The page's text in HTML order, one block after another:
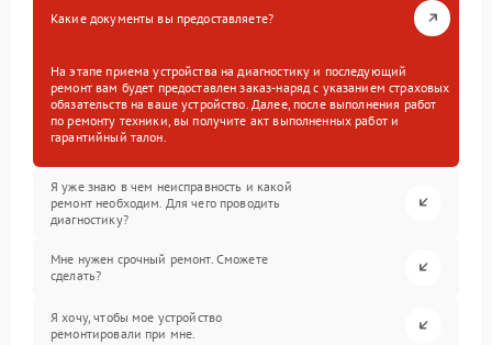
Какие документы вы предоставляете?
На этапе приема устройства на диагностику и последующий
ремонт вам будет предоставлен заказ-наряд с указанием страховых
обязательств на ваше устройство. Далее, после выполнения работ
по ремонту техники, вы получите акт выполненных работ и
гарантийный талон.
Я уже знаю в чем неисправность и какой
ремонт необходим. Для чего проводить
диагностику?
Мне нужен срочный ремонт. Сможете
сделать?
Я хочу, чтобы мое устройство
ремонтировали при мне.